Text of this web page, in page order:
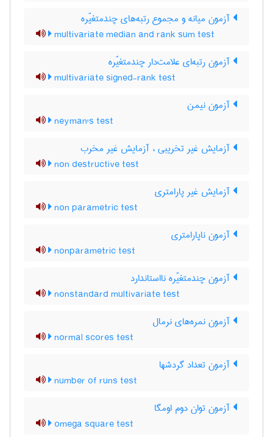
آزمون میانه و مجموع رتبه‌های چندمتغیّره
multivariate median and rank sum test
آزمون رتبه‌ای علامت‌دار چندمتغیّره
multivariate signed-rank test
آزمون نیمن
neyman's test
آزمایش غیر تخریبی ، آزمایش غیر مخرب
non destructive test
آزمایش غیر پارامتری
non parametric test
آزمون ناپارامتری
nonparametric test
آزمون چندمتغیّره نااستاندارد
nonstandard multivariate test
آزمون نمره‌های نرمال
normal scores test
آزمون تعداد گردشها
number of runs test
آزمون توان دوم اومگا
omega square test